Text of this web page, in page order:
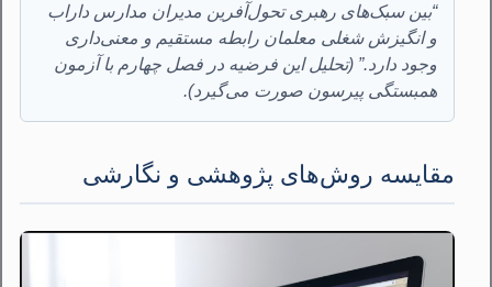
“بین سبک‌های رهبری تحول‌آفرین مدیران مدارس داراب
و انگیزش شغلی معلمان رابطه مستقیم و معنی‌داری
وجود دارد.” (تحلیل این فرضیه در فصل چهارم با آزمون
همبستگی پیرسون صورت می‌گیرد).
مقایسه روش‌های پژوهشی و نگارشی